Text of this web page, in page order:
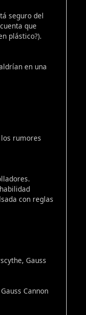
seguro del
que
plástico?).
en una
rumores
con reglas
Gauss
Cannon